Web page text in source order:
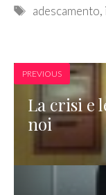
Tags
adescamento,
PREVIOUS
La crisi e
noi